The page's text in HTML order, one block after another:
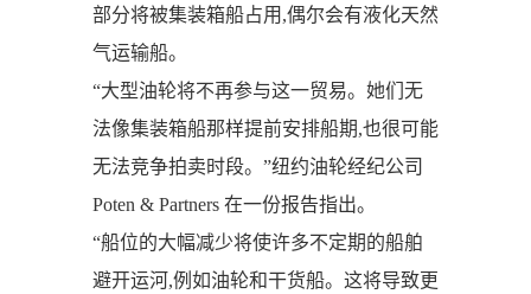
部分将被集装箱船占用,偶尔会有液化天然
气运输船。
“大型油轮将不再参与这一贸易。她们无
法像集装箱船那样提前安排船期,也很可能
无法竞争拍卖时段。”纽约油轮经纪公司
Poten & Partners 在一份报告指出。
“船位的大幅减少将使许多不定期的船舶
避开运河,例如油轮和干货船。这将导致更